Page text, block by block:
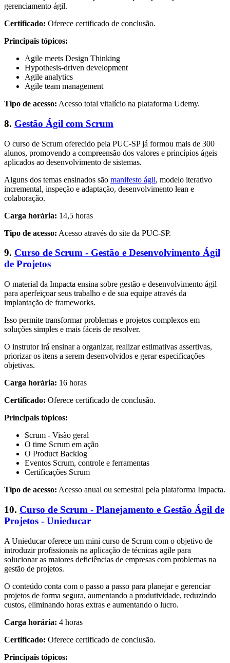
gerenciamento ágil.
Certificado: Oferece certificado de conclusão.
Principais tópicos:
Agile meets Design Thinking
Hypothesis-driven development
Agile analytics
Agile team management
Tipo de acesso: Acesso total vitalício na plataforma Udemy.
8. Gestão Ágil com Scrum
O curso de Scrum oferecido pela PUC-SP já formou mais de 300
alunos, promovendo a compreensão dos valores e princípios ágeis
aplicados ao desenvolvimento de sistemas.
Alguns dos temas ensinados são manifesto ágil, modelo iterativo
incremental, inspeção e adaptação, desenvolvimento lean e
colaboração.
Carga horária: 14,5 horas
Tipo de acesso: Acesso através do site da PUC-SP.
9. Curso de Scrum - Gestão e Desenvolvimento Ágil
de Projetos
O material da Impacta ensina sobre gestão e desenvolvimento ágil
para aperfeiçoar seus trabalho e de sua equipe através da
implantação de frameworks.
Isso permite transformar problemas e projetos complexos em
soluções simples e mais fáceis de resolver.
O instrutor irá ensinar a organizar, realizar estimativas assertivas,
priorizar os itens a serem desenvolvidos e gerar especificações
objetivas.
Carga horária: 16 horas
Certificado: Oferece certificado de conclusão.
Principais tópicos:
Scrum - Visão geral
O time Scrum em ação
O Product Backlog
Eventos Scrum, controle e ferramentas
Certificações Scrum
Tipo de acesso: Acesso anual ou semestral pela plataforma Impacta.
10. Curso de Scrum - Planejamento e Gestão Ágil de
Projetos - Unieducar
A Unieducar oferece um mini curso de Scrum com o objetivo de
introduzir profissionais na aplicação de técnicas agile para
solucionar as maiores deficiências de empresas com problemas na
gestão de projetos.
O conteúdo conta com o passo a passo para planejar e gerenciar
projetos de forma segura, aumentando a produtividade, reduzindo
custos, eliminando horas extras e aumentando o lucro.
Carga horária: 4 horas
Certificado: Oferece certificado de conclusão.
Principais tópicos: